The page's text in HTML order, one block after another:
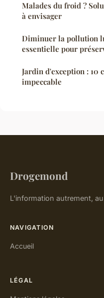
Malades du froid ?
à envisager
Diminuer la pollution
essentielle pour
Jardin d'exception : 10
impeccable
Drogemond
L'information autrement,
NAVIGATION
Accueil
LÉGAL